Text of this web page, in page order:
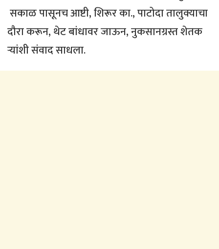
सकाळ पासूनच आष्टी, शिरूर का., पाटोदा तालुक्याचा
दौरा करून, थेट बांधावर जाऊन, नुकसानग्रस्त शेतक
ऱ्यांशी संवाद साधला.